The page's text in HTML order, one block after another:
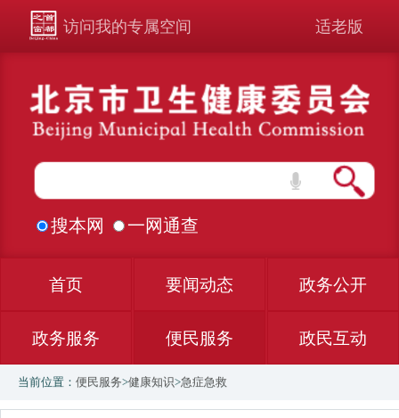
访问我的专属空间 适老版
搜本网 一网通查
首页 要闻动态 政务公开
政务服务 便民服务 政民互动
当前位置： 便民服务>健康知识>急症急救